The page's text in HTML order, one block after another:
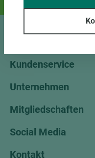
Und das passende Holz
Kundenservice
Unternehmen
Mitgliedschaften
Social Media
Kontakt